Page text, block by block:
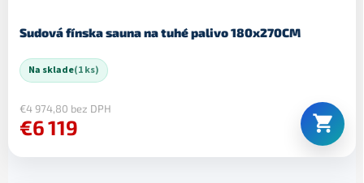
Sudová fínska sauna na tuhé palivo 180x270CM
Na sklade(1 ks)
€4 974,80 bez DPH
€6 119